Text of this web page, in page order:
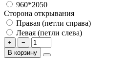
960*2050
Сторона открывания
Правая (петли справа)
Левая (петли слева)
+
−
В корзину